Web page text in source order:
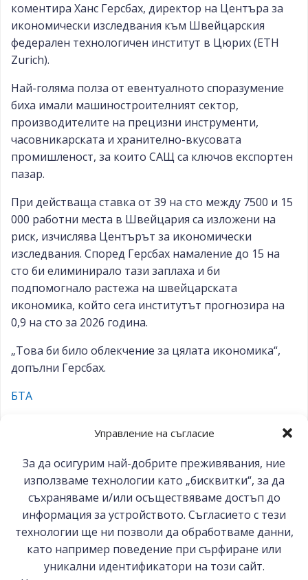
Управление на съгласие
За да осигурим най-добрите преживявания, ние
използваме технологии като „бисквитки“, за да
съхраняваме и/или осъществяваме достъп до
информация за устройството. Съгласието с тези
технологии ще ни позволи да обработваме данни,
като например поведение при сърфиране или
уникални идентификатори на този сайт.
коментира Ханс Герсбах, директор на Центъра за
икономически изследвания към Швейцарския
федерален технологичен институт в Цюрих (ETH
Zurich).
Най-голяма полза от евентуалното споразумение
биха имали машиностроителният сектор,
производителите на прецизни инструменти,
часовникарската и хранително-вкусовата
промишленост, за които САЩ са ключов експортен
пазар.
При действаща ставка от 39 на сто между 7500 и 15
000 работни места в Швейцария са изложени на
риск, изчислява Центърът за икономически
изследвания. Според Герсбах намаление до 15 на
сто би елиминирало тази заплаха и би
подпомогнало растежа на швейцарската
икономика, който сега институтът прогнозира на
0,9 на сто за 2026 година.
„Това би било облекчение за цялата икономика“,
допълни Герсбах.
БТА
Post
navigation
Предишна публикация
Post
navigation
Следваща публикация